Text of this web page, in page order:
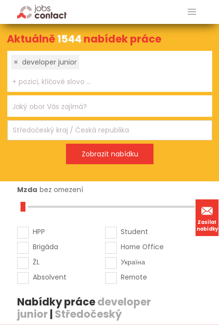
Zasílat
nabídky
Aktuálně1544 nabídek práce
× developer junior
Mzda bez omezení
HPP
Brigáda
ŽL
Absolvent
Student
Home Office
Україна
Remote
Nabídky prácedeveloper
junior | Středočeský